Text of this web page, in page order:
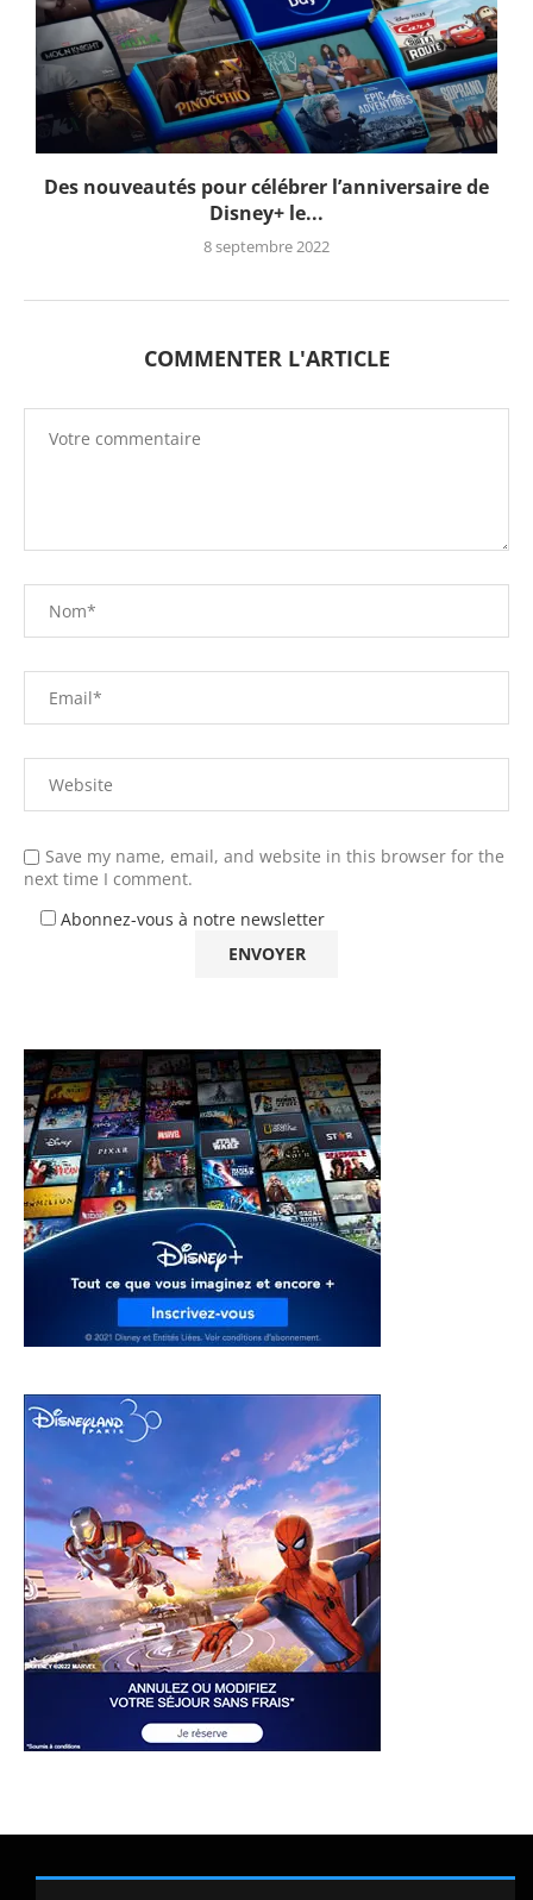
Des nouveautés pour célébrer l’anniversaire de
Disney+ le...
8 septembre 2022
COMMENTER L'ARTICLE
Save my name, email, and website in this browser for the
next time I comment.
Abonnez-vous à notre newsletter